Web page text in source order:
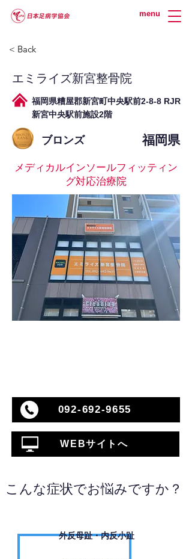
menu
< Back
エミライズ新宮整骨院
福岡県糟屋郡新宮町中央駅前2-8-8 RJR
新宮中央駅前施設2階
ブロンズ 福岡県
メディカルインソールフィッティン
グ対応治療院
092-692-9655
WEBサイトへ
こんな症状でお悩みですか？
外反母趾・内反小趾